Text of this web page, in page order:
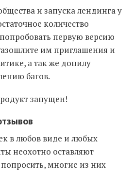
и запуска лендинга у
количество
первую версию
им приглашения и
а так же допилу
багов.
запущен!
в любов виде и любых
неохотно оставляют
многие из них